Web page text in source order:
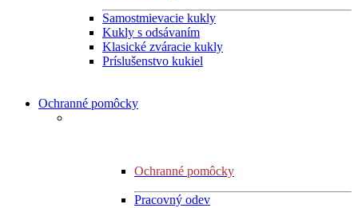
Samostmievacie kukly
Kukly s odsávaním
Klasické zváracie kukly
Príslušenstvo kukiel
Ochranné pomôcky
Ochranné pomôcky
Pracovný odev